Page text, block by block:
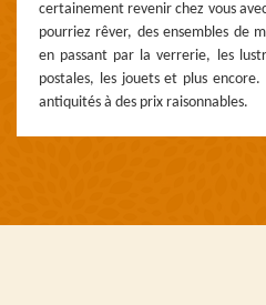
certainement revenir chez vous
pourriez rêver, des ensembles de
en passant par la verrerie, les
postales, les jouets et plus
antiquités à des prix raisonnables.